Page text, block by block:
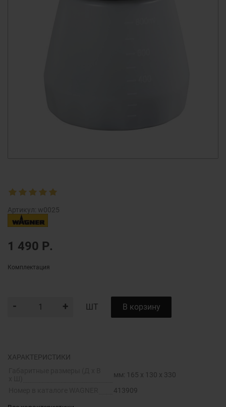
Артикул: w0025
1 490 Р.
Комплектация
+
- ШТ В корзину
ХАРАКТЕРИСТИКИ
мм: 165 x 130 x 330
413909